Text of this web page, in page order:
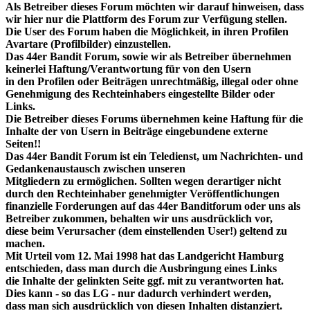
Als Betreiber dieses Forum möchten wir darauf hinweisen, dass
wir hier nur die Plattform des Forum zur Verfügung stellen.
Die User des Forum haben die Möglichkeit, in ihren Profilen
Avartare (Profilbilder) einzustellen.
Das 44er Bandit Forum, sowie wir als Betreiber übernehmen
keinerlei Haftung/Verantwortung für von den Usern
in den Profilen oder Beiträgen unrechtmäßig, illegal oder ohne
Genehmigung des Rechteinhabers eingestellte Bilder oder
Links.
Die Betreiber dieses Forums übernehmen keine Haftung für die
Inhalte der von Usern in Beiträge eingebundene externe
Seiten!!
Das 44er Bandit Forum ist ein Teledienst, um Nachrichten- und
Gedankenaustausch zwischen unseren
Mitgliedern zu ermöglichen. Sollten wegen derartiger nicht
durch den Rechteinhaber genehmigter Veröffentlichungen
finanzielle Forderungen auf das 44er Banditforum oder uns als
Betreiber zukommen, behalten wir uns ausdrücklich vor,
diese beim Verursacher (dem einstellenden User!) geltend zu
machen.
Mit Urteil vom 12. Mai 1998 hat das Landgericht Hamburg
entschieden, dass man durch die Ausbringung eines Links
die Inhalte der gelinkten Seite ggf. mit zu verantworten hat.
Dies kann - so das LG - nur dadurch verhindert werden,
dass man sich ausdrücklich von diesen Inhalten distanziert.